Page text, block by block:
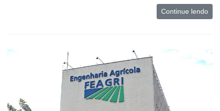
Continue lendo